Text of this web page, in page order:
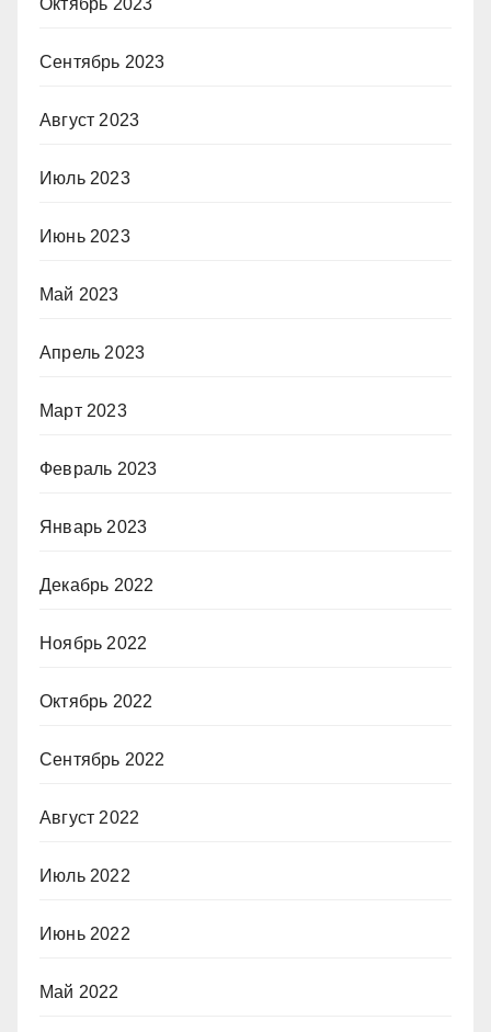
Октябрь 2023
Сентябрь 2023
Август 2023
Июль 2023
Июнь 2023
Май 2023
Апрель 2023
Март 2023
Февраль 2023
Январь 2023
Декабрь 2022
Ноябрь 2022
Октябрь 2022
Сентябрь 2022
Август 2022
Июль 2022
Июнь 2022
Май 2022